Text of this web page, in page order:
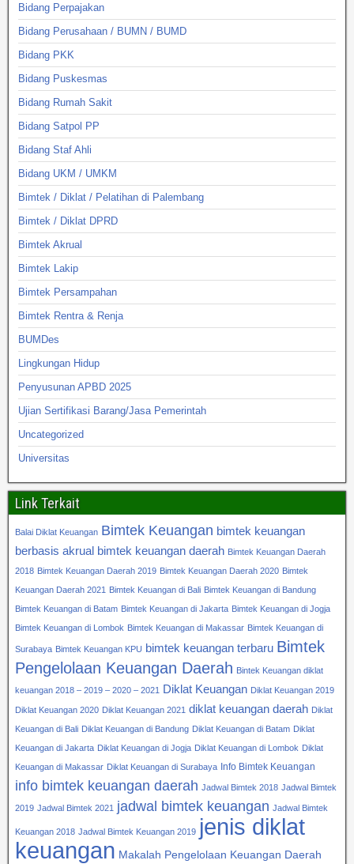
Bidang Perpajakan
Bidang Perusahaan / BUMN / BUMD
Bidang PKK
Bidang Puskesmas
Bidang Rumah Sakit
Bidang Satpol PP
Bidang Staf Ahli
Bidang UKM / UMKM
Bimtek / Diklat / Pelatihan di Palembang
Bimtek / Diklat DPRD
Bimtek Akrual
Bimtek Lakip
Bimtek Persampahan
Bimtek Rentra & Renja
BUMDes
Lingkungan Hidup
Penyusunan APBD 2025
Ujian Sertifikasi Barang/Jasa Pemerintah
Uncategorized
Universitas
Link Terkait
Balai Diklat Keuangan Bimtek Keuangan bimtek keuangan
berbasis akrual bimtek keuangan daerah Bimtek Keuangan Daerah
2018 Bimtek Keuangan Daerah 2019 Bimtek Keuangan Daerah 2020 Bimtek
Keuangan Daerah 2021 Bimtek Keuangan di Bali Bimtek Keuangan di Bandung
Bimtek Keuangan di Batam Bimtek Keuangan di Jakarta Bimtek Keuangan di Jogja
Bimtek Keuangan di Lombok Bimtek Keuangan di Makassar Bimtek Keuangan di
Surabaya Bimtek Keuangan KPU bimtek keuangan terbaru Bimtek
Pengelolaan Keuangan Daerah Bintek Keuangan diklat
keuangan 2018 – 2019 – 2020 – 2021 Diklat Keuangan Diklat Keuangan 2019
Diklat Keuangan 2020 Diklat Keuangan 2021 diklat keuangan daerah Diklat
Keuangan di Bali Diklat Keuangan di Bandung Diklat Keuangan di Batam Diklat
Keuangan di Jakarta Diklat Keuangan di Jogja Diklat Keuangan di Lombok Diklat
Keuangan di Makassar Diklat Keuangan di Surabaya Info Bimtek Keuangan
info bimtek keuangan daerah Jadwal Bimtek 2018 Jadwal Bimtek
2019 Jadwal Bimtek 2021 jadwal bimtek keuangan Jadwal Bimtek
Keuangan 2018 Jadwal Bimtek Keuangan 2019 jenis diklat
keuangan Makalah Pengelolaan Keuangan Daerah